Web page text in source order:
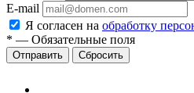
E-mail
Я согласен на обработку
* — Обязательные поля
Сбросить